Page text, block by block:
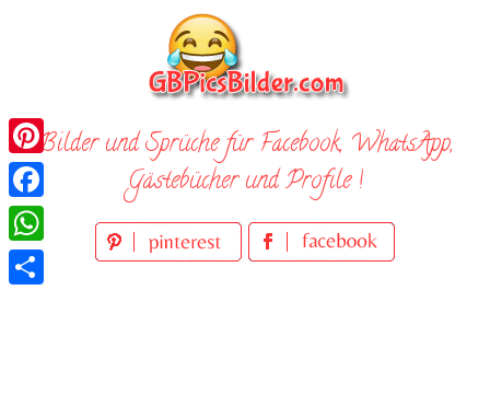
Bilder und Sprüche für Facebook, WhatsApp,
Gästebücher und Profile !
Pinterest
Facebook
WhatsApp